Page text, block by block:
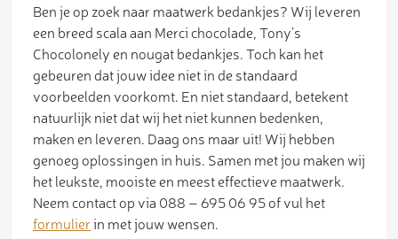
Ben je op zoek naar maatwerk bedankjes? Wij leveren
een breed scala aan Merci chocolade, Tony’s
Chocolonely en nougat bedankjes. Toch kan het
gebeuren dat jouw idee niet in de standaard
voorbeelden voorkomt. En niet standaard, betekent
natuurlijk niet dat wij het niet kunnen bedenken,
maken en leveren. Daag ons maar uit! Wij hebben
genoeg oplossingen in huis. Samen met jou maken wij
het leukste, mooiste en meest effectieve maatwerk.
Neem contact op via 088 – 695 06 95 of vul het
formulierin met jouw wensen.